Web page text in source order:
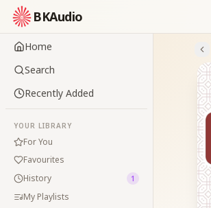
BKAudio
Home
Search
Recently Added
YOUR LIBRARY
For You
Favourites
History
1
My Playlists